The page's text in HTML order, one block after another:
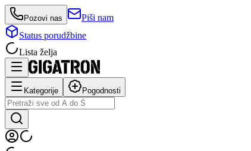
Pozovi nas
Piši nam
Status porudžbine
Lista želja
Kategorije Pogodnosti